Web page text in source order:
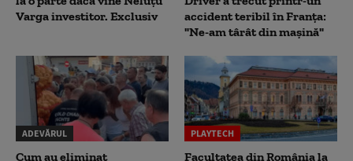
Varga investitor. Exclusiv
accident teribil în Franța:
"Ne-am târât din mașină"
ADEVĂRUL
Cum au eliminat
PLAYTECH
Facultatea din România la